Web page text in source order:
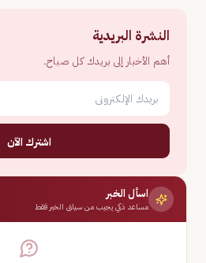
النشرة البريدية
أهم الأخبار إلى بريدك كل صباح.
اشترك الآن
اسأل الخبر
مساعد ذكي يجيب من سياق الخبر فقط